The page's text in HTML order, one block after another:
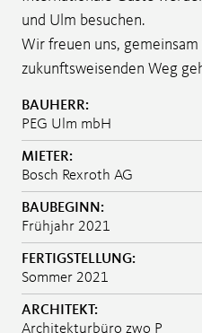
und Ulm besuchen.
Wir freuen uns,
zukunftsweisenden Weg
BAUHERR:
PEG Ulm mbH
MIETER:
Bosch Rexroth AG
BAUBEGINN:
Frühjahr 2021
FERTIGSTELLUNG:
Sommer 2021
ARCHITEKT:
Architekturbüro zwo P